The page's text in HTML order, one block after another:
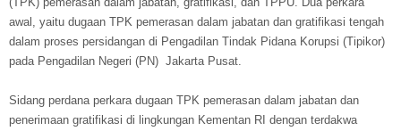
awal, yaitu dugaan TPK pemerasan dalam jabatan dan gratifikasi tengah
dalam proses persidangan di Pengadilan Tindak Pidana Korupsi (Tipikor)
pada Pengadilan Negeri (PN) Jakarta Pusat.
Sidang perdana perkara dugaan TPK pemerasan dalam jabatan dan
penerimaan gratifikasi di lingkungan Kementan RI dengan terdakwa